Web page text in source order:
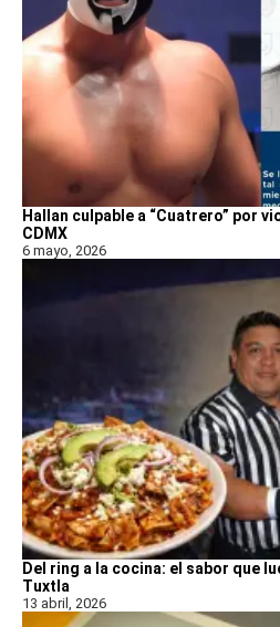
Hallan culpable a “Cuatrero” por
CDMX
6 mayo, 2026
Del ring a la cocina: el sabor que
Tuxtla
13 abril, 2026